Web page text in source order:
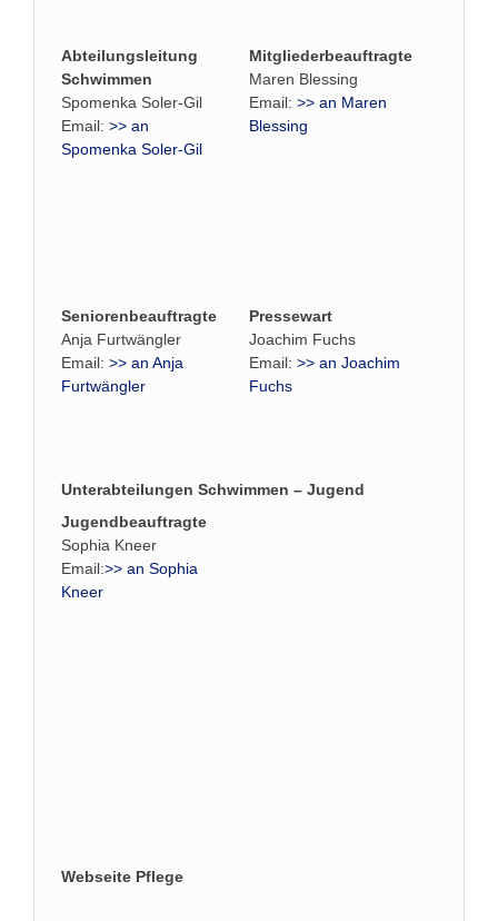
Abteilungsleitung
Schwimmen
Spomenka Soler-Gil
Email: >> an
Spomenka Soler-Gil
Mitgliederbeauftragte
Maren Blessing
Email: >> an Maren
Blessing
Seniorenbeauftragte
Anja Furtwängler
Email: >> an Anja
Furtwängler
Pressewart
Joachim Fuchs
Email: >> an Joachim
Fuchs
Unterabteilungen Schwimmen – Jugend
Jugendbeauftragte
Sophia Kneer
Email:>> an Sophia
Kneer
Webseite Pflege